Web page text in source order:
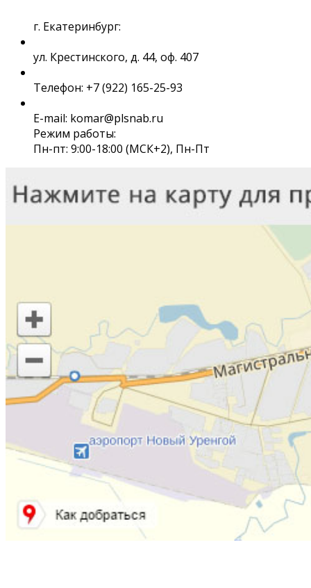
г. Екатеринбург:
ул. Крестинского, д. 44, оф. 407
Телефон: +7 (922) 165-25-93
E-mail: komar@plsnab.ru
Режим работы:
Пн-пт: 9:00-18:00 (МСК+2), Пн-Пт